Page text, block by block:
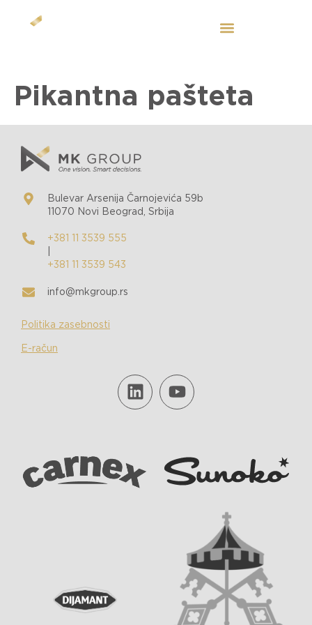
Pikantna pašteta
Bulevar Arsenija Čarnojevića 59b
11070 Novi Beograd, Srbija
+381 11 3539 555
+381 11 3539 543
info@mkgroup.rs
Politika zasebnosti
E-račun